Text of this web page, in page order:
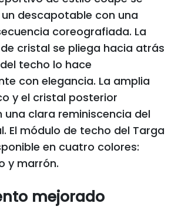
descapotable con una
coreografiada. La
cristal se pliega hacia atrás
techo lo hace
con elegancia. La amplia
y el cristal posterior
una clara reminiscencia del
El módulo de techo del Targa
en cuatro colores:
y marrón.
mejorado